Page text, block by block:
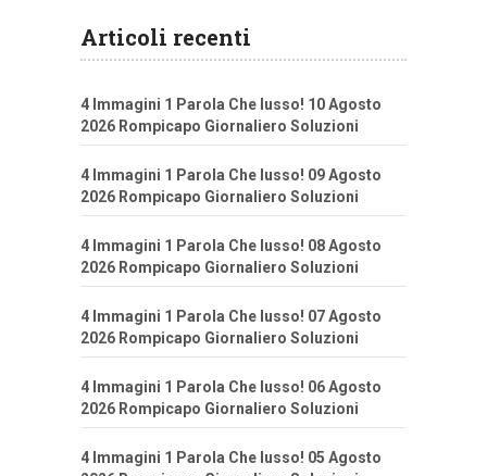
Articoli recenti
4 Immagini 1 Parola Che lusso! 10 Agosto
2026 Rompicapo Giornaliero Soluzioni
4 Immagini 1 Parola Che lusso! 09 Agosto
2026 Rompicapo Giornaliero Soluzioni
4 Immagini 1 Parola Che lusso! 08 Agosto
2026 Rompicapo Giornaliero Soluzioni
4 Immagini 1 Parola Che lusso! 07 Agosto
2026 Rompicapo Giornaliero Soluzioni
4 Immagini 1 Parola Che lusso! 06 Agosto
2026 Rompicapo Giornaliero Soluzioni
4 Immagini 1 Parola Che lusso! 05 Agosto